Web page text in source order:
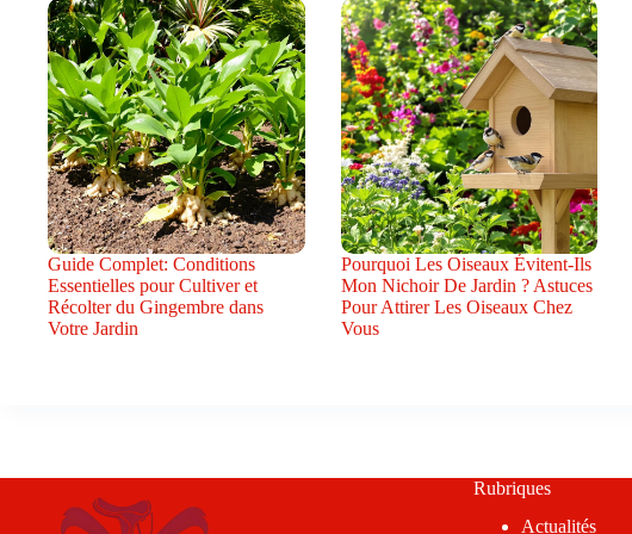
Guide Complet: Conditions
Essentielles pour Cultiver et
Récolter du Gingembre dans
Votre Jardin
Pourquoi Les Oiseaux Évitent-Ils
Mon Nichoir De Jardin ? Astuces
Pour Attirer Les Oiseaux Chez
Vous
Rubriques
Actualités